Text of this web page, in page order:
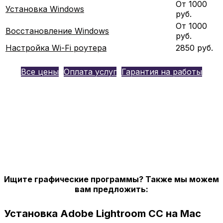
Установка Windows
От 1000
руб.
Восстановление Windows
От 1000
руб.
Настройка Wi-Fi роутера
2850 руб.
Все цены Оплата услуг Гарантия на работы
Ищите графические программы? Также мы можем
вам предложить:
Установка Adobe Lightroom CC на Mac